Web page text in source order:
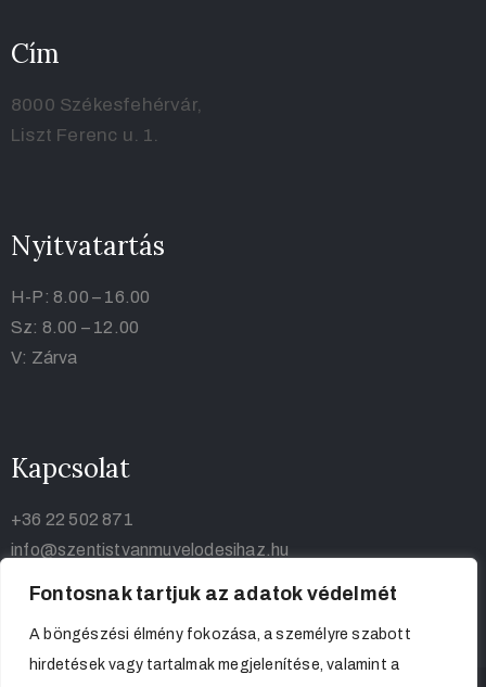
Fontosnak tartjuk az adatok védelmét
A böngészési élmény fokozása, a személyre szabott
hirdetések vagy tartalmak megjelenítése, valamint a
Cím
8000 Székesfehérvár,
Liszt Ferenc u. 1.
Nyitvatartás
H-P: 8.00 – 16.00
Sz: 8.00 – 12.00
V: Zárva
Kapcsolat
+36 22 502 871
info@szentistvanmuvelodesihaz.hu